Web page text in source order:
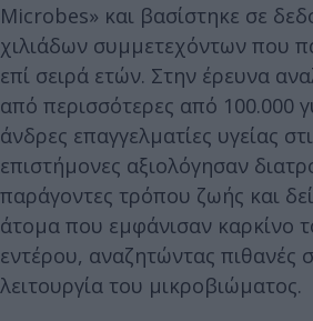
Microbes» και βασίστηκε σε
χιλιάδων συμμετεχόντων που
επί σειρά ετών. Στην έρευνα
από περισσότερες από 100.000
άνδρες επαγγελματίες υγείας
επιστήμονες αξιολόγησαν
παράγοντες τρόπου ζωής και
άτομα που εμφάνισαν καρκίνο
εντέρου, αναζητώντας πιθανές
λειτουργία του μικροβιώματος.